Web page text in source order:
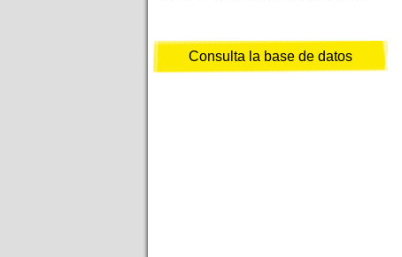
Consulta la base de datos